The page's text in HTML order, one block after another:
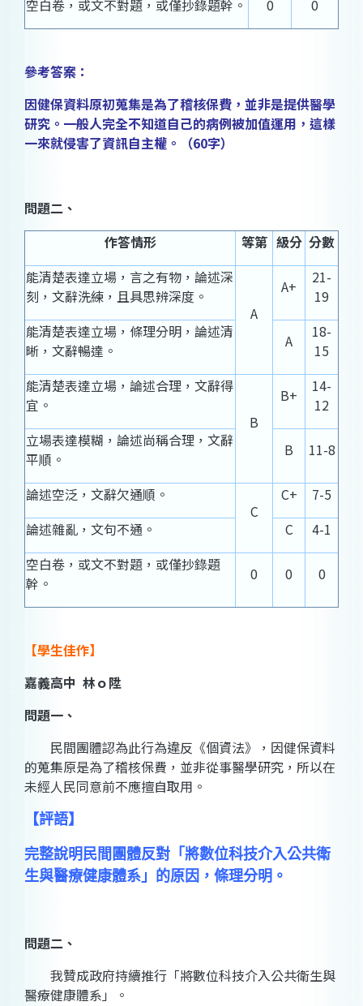
空白卷，或文不對題，或僅抄錄題幹。 0 0
參考答案：
因健保資料原初蒐集是為了稽核保費，並非是提供醫學
研究。一般人完全不知道自己的病例被加值運用，這樣
一來就侵害了資訊自主權。（60字）
問題二、
作答情形
等第 級分 分數
能清楚表達立場，言之有物，論述深
刻，文辭洗練，且具思辨深度。
A
A+
21-
19
能清楚表達立場，條理分明，論述清
晰，文辭暢達。
A
18-
15
能清楚表達立場，論述合理，文辭得
宜。
B
B+
14-
12
立場表達模糊，論述尚稱合理，文辭
平順。
B 11-8
論述空泛，文辭欠通順。
C
C+
7-5
論述雜亂，文句不通。
C
4-1
空白卷，或文不對題，或僅抄錄題
幹。
0 0 0
【學生佳作】
嘉義高中 林ｏ陞
問題一、
民間團體認為此行為違反《個資法》，因健保資料
的蒐集原是為了稽核保費，並非從事醫學研究，所以在
未經人民同意前不應擅自取用。
【評語】
完整說明民間團體反對「將數位科技介入公共衛
生與醫療健康體系」的原因，條理分明。
問題二、
我贊成政府持續推行「將數位科技介入公共衛生與
醫療健康體系」。